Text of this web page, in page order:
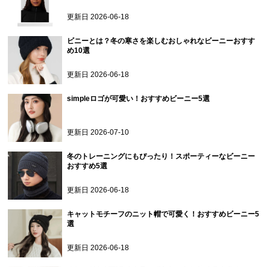
更新日2026-06-18
ビニーとは？冬の寒さを楽しむおしゃれなビーニーおすす
め10選
更新日2026-06-18
simpleロゴが可愛い！おすすめビーニー5選
更新日2026-07-10
冬のトレーニングにもぴったり！スポーティーなビーニー
おすすめ5選
更新日2026-06-18
キャットモチーフのニット帽で可愛く！おすすめビーニー5
選
更新日2026-06-18